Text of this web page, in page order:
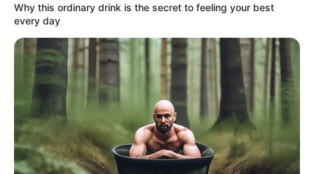
Why this ordinary drink is the secret to feeling your best
every day